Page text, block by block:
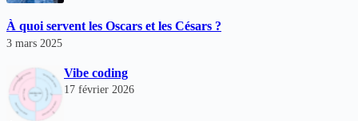
À quoi servent les Oscars et les Césars ?
3 mars 2025
Vibe coding
17 février 2026